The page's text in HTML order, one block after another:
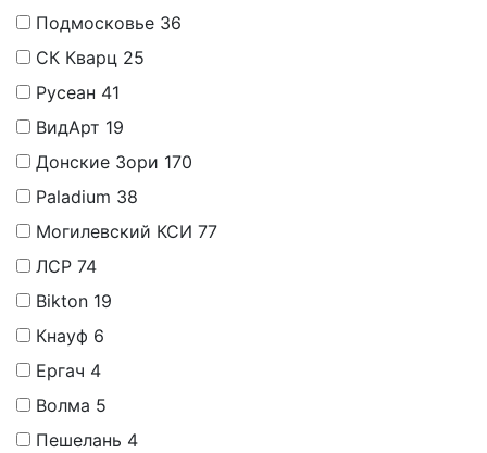
Подмосковье 36
СК Кварц 25
Русеан 41
ВидАрт 19
Донские Зори 170
Paladium 38
Могилевский КСИ 77
ЛСР 74
Bikton 19
Кнауф 6
Ергач 4
Волма 5
Пешелань 4